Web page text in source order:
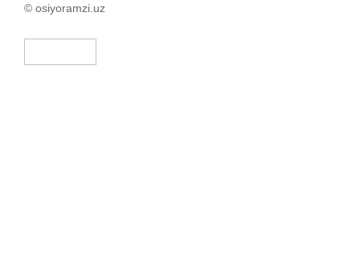
© osiyoramzi.uz